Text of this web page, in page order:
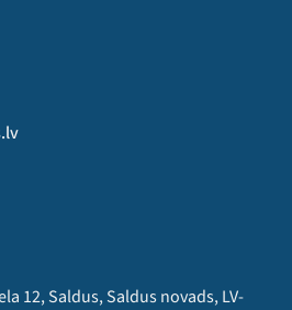
12, Saldus, Saldus novads, LV-